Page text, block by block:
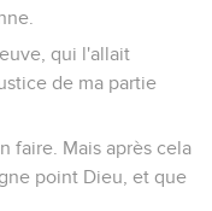
qui l'allait
de ma partie
faire. Mais après cela
point Dieu, et que